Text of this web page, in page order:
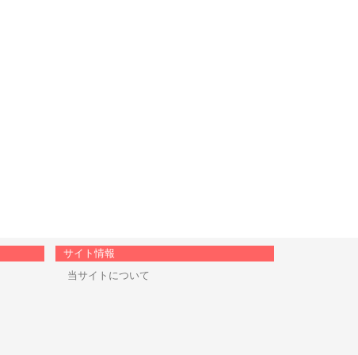
サイト情報
当サイトについて